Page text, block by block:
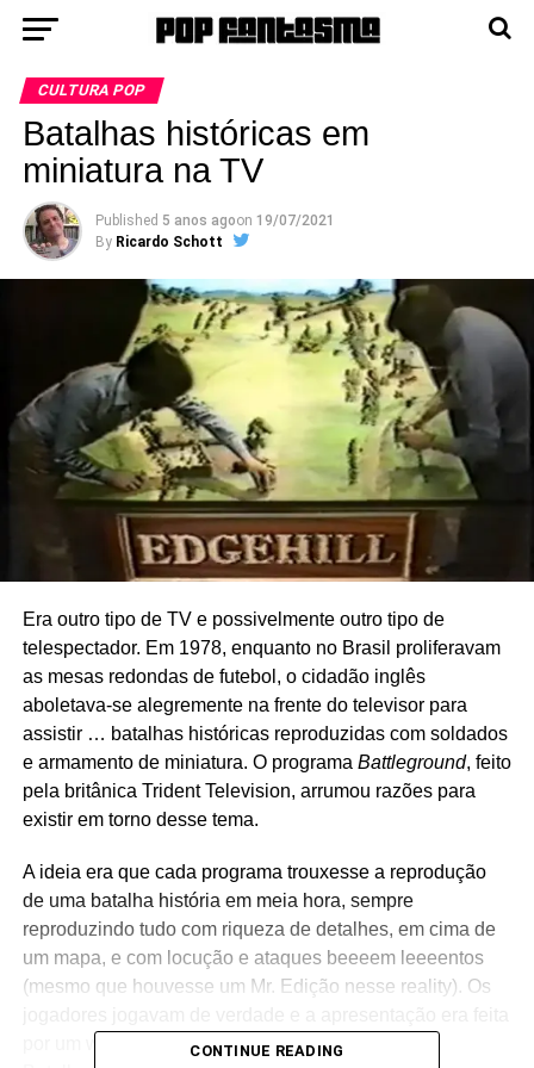
CULTURA POP
Batalhas históricas em
miniatura na TV
Published 5 anos agoon 19/07/2021
By Ricardo Schott
Era outro tipo de TV e possivelmente outro tipo de
telespectador. Em 1978, enquanto no Brasil proliferavam
as mesas redondas de futebol, o cidadão inglês
aboletava-se alegremente na frente do televisor para
assistir … batalhas históricas reproduzidas com soldados
e armamento de miniatura. O programa Battleground, feito
pela britânica Trident Television, arrumou razões para
existir em torno desse tema.
A ideia era que cada programa trouxesse a reprodução
de uma batalha história em meia hora, sempre
reproduzindo tudo com riqueza de detalhes, em cima de
um mapa, e com locução e ataques beeeem leeeentos
(mesmo que houvesse um Mr. Edição nesse reality). Os
por um wargamer experiente, Edward Woodward.
CONTINUE READING